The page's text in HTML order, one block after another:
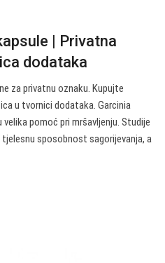
| Privatna
dodataka
za privatnu oznaku. Kupujte
u tvornici dodataka. Garcinia
pomoć pri mršavljenju. Studije
sposobnost sagorijevanja, a